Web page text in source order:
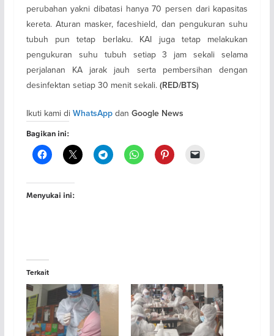
perubahan yakni dibatasi hanya 70 persen dari kapasitas
kereta. Aturan masker, faceshield, dan pengukuran suhu
tubuh pun tetap berlaku. KAI juga tetap melakukan
pengukuran suhu tubuh setiap 3 jam sekali selama
perjalanan KA jarak jauh serta pembersihan dengan
desinfektan setiap 30 menit sekali. (RED/BTS)
Ikuti kami di WhatsAppdan Google News
Bagikan ini:
Menyukai ini:
Terkait